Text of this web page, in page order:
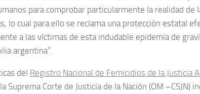
para comprobar particularmente la realidad de
lo cual para ello se reclama una protección estatal
a las víctimas de esta indudable epidemia de
argentina”.
del Registro Nacional de Femicidios de la Justicia
Suprema Corte de Justicia de la Nación (OM –CSJN)